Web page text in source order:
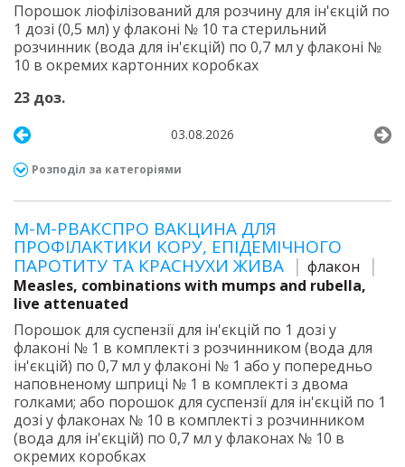
Порошок ліофілізований для розчину для ін'єкцій по
1 дозі (0,5 мл) у флаконі № 10 та стерильний
розчинник (вода для ін'єкцій) по 0,7 мл у флаконі №
10 в окремих картонних коробках
23 доз.
03.08.2026
Розподіл за категоріями
М-М-РВАКСПРО ВАКЦИНА ДЛЯ
ПРОФІЛАКТИКИ КОРУ, ЕПІДЕМІЧНОГО
ПАРОТИТУ ТА КРАСНУХИ ЖИВА
флакон
Measles, combinations with mumps and rubella,
live attenuated
Порошок для суспензії для ін'єкцій по 1 дозі у
флаконі № 1 в комплекті з розчинником (вода для
ін'єкцій) по 0,7 мл у флаконі № 1 або у попередньо
наповненому шприці № 1 в комплекті з двома
голками; або порошок для суспензії для ін'єкцій по 1
дозі у флаконах № 10 в комплекті з розчинником
(вода для ін'єкцій) по 0,7 мл у флаконах № 10 в
окремих коробках